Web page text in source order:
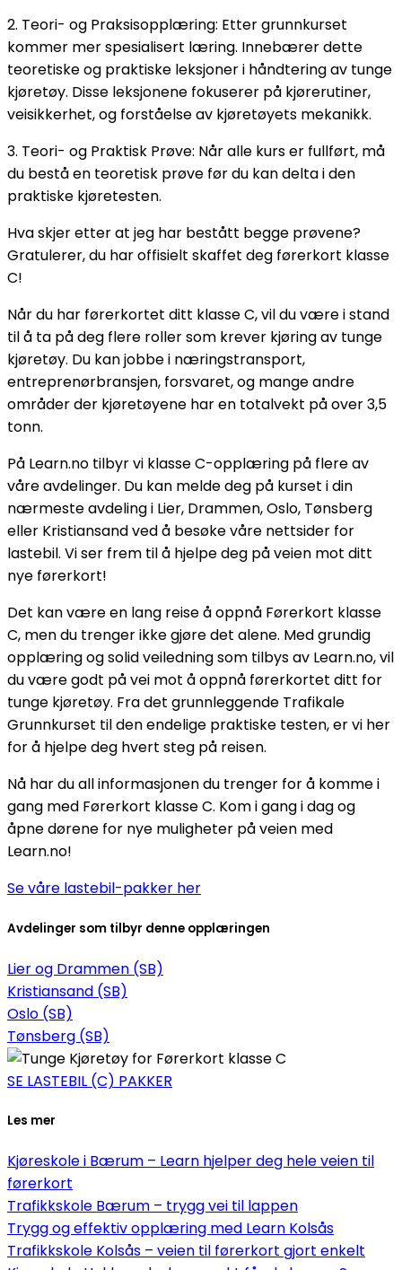
2. Teori- og Praksisopplæring: Etter grunnkurset
kommer mer spesialisert læring. Innebærer dette
teoretiske og praktiske leksjoner i håndtering av tunge
kjøretøy. Disse leksjonene fokuserer på kjørerutiner,
veisikkerhet, og forståelse av kjøretøyets mekanikk.
3. Teori- og Praktisk Prøve: Når alle kurs er fullført, må
du bestå en teoretisk prøve før du kan delta i den
praktiske kjøretesten.
Hva skjer etter at jeg har bestått begge prøvene?
Gratulerer, du har offisielt skaffet deg førerkort klasse
C!
Når du har førerkortet ditt klasse C, vil du være i stand
til å ta på deg flere roller som krever kjøring av tunge
kjøretøy. Du kan jobbe i næringstransport,
entreprenørbransjen, forsvaret, og mange andre
områder der kjøretøyene har en totalvekt på over 3,5
tonn.
På Learn.no tilbyr vi klasse C-opplæring på flere av
våre avdelinger. Du kan melde deg på kurset i din
nærmeste avdeling i Lier, Drammen, Oslo, Tønsberg
eller Kristiansand ved å besøke våre nettsider for
lastebil. Vi ser frem til å hjelpe deg på veien mot ditt
nye førerkort!
Det kan være en lang reise å oppnå Førerkort klasse
C, men du trenger ikke gjøre det alene. Med grundig
opplæring og solid veiledning som tilbys av Learn.no, vil
du være godt på vei mot å oppnå førerkortet ditt for
tunge kjøretøy. Fra det grunnleggende Trafikale
Grunnkurset til den endelige praktiske testen, er vi her
for å hjelpe deg hvert steg på reisen.
Nå har du all informasjonen du trenger for å komme i
gang med Førerkort klasse C. Kom i gang i dag og
åpne dørene for nye muligheter på veien med
Learn.no!
Se våre lastebil-pakker her
Avdelinger som tilbyr denne opplæringen
Lier og Drammen (SB)
Kristiansand (SB)
Oslo (SB)
Tønsberg (SB)
SE LASTEBIL (C) PAKKER
Les mer
Kjøreskole i Bærum – Learn hjelper deg hele veien til
førerkort
Trafikkskole Bærum – trygg vei til lappen
Trygg og effektiv opplæring med Learn Kolsås
Trafikkskole Kolsås – veien til førerkort gjort enkelt